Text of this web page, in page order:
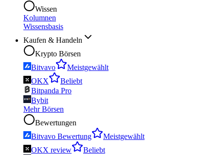
Wissen
Kolumnen
Wissensbasis
Kaufen & Handeln
Krypto Börsen
Bitvavo
Meistgewählt
OKX
Beliebt
Bitpanda Pro
Bybit
Mehr Börsen
Bewertungen
Bitvavo Bewertung
Meistgewählt
OKX review
Beliebt